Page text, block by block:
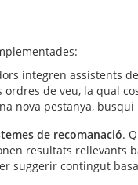
integren assistents
de veu, la qual
nova pestanya,
de recomanació.
resultats rellevants
suggerir contingut